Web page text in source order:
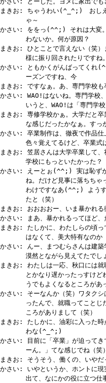
まきお: ちゃうわい(^_^;) おしえ
ゃ～
かさい: ををっ(^^;) それは大変。
わないか。何が原因？
まきお: ひとことで言えない（笑
様に振り回されたりですね。
かさい: ともかくがんばってくれ
ーズンですね、今
まきお: ですなぁ。あ、専門学校も
かさい: WAO!はないね。専門学校
いうと、WAO!は「専門学校」
まきお: 専修学校かぁ。大学だと卒
な感じだったかなぁ。すっ
かさい: 卒業制作は、徹夜で作品仕
色々覚えてるけど、卒業式は
まきお: 笠居さんは大学卒業して、
学校にもっといたかった？
かさい: えーとぉ(^^;) 実は恥ずか
ね。だけど見事に落ちちゃっ
わけですなあ(^^;) ようするに
たと（笑）
まきお: おおおおー、いま暴かれる
かさい: まあ、暴かれるってほど、
まきお: たしかに、わたしらの頃っ
はなくて、美大特有なのか（
かさい: んー、まつむらさんは建築
漠然とながら見えてたでし
まきお: わたしは一応、秋口には就
とかなり遅かったっすけどね
うでもよくなるところがあっ
かさい: そーなんか（笑）ワタクシ
ったんで、就職ってことじた
ころがありまして（笑）
まきお: たしかに、油彩に入った時
わな(^_^;)
かさい: 目前に「卒業」が迫って
ーん。」てな感じでね（笑）
まきお: そうそう、働くの、いやだ
かさい: いやというか、ホントに現
出て、なにかの役に立つ仕事